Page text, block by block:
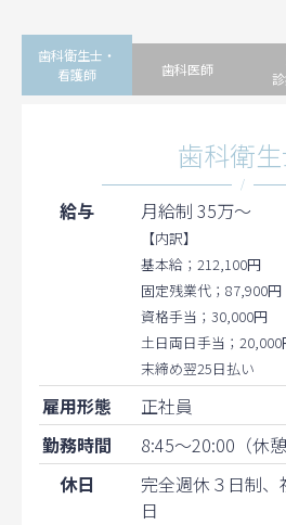
歯科衛生士・
看護師
歯科医師
歯科衛
/
給与 月給制 35万〜
【内訳】
基本給；212,100円
固定残業代；87,900円
資格手当；30,000円
土日両日手当；20,000
末締め翌25日払い
雇用形態
正社員
勤務時間
8:45〜20:00（休憩
休日
完全週休３日制
日